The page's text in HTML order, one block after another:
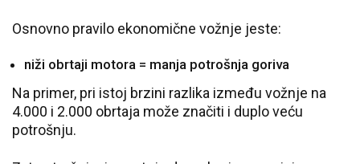
Osnovno pravilo ekonomične vožnje jeste:
niži obrtaji motora = manja potrošnja goriva
Na primer, pri istoj brzini razlika između vožnje na
4.000 i 2.000 obrtaja može značiti i duplo veću
potrošnju.